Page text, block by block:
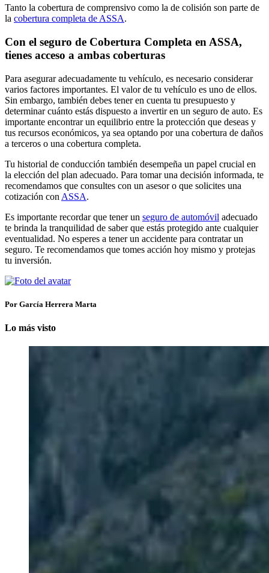
Tanto la cobertura de comprensivo como la de colisión son parte de
la cobertura completa de ASSA.
Con el seguro de Cobertura Completa en ASSA,
tienes acceso a ambas coberturas
Para asegurar adecuadamente tu vehículo, es necesario considerar
varios factores importantes. El valor de tu vehículo es uno de ellos.
Sin embargo, también debes tener en cuenta tu presupuesto y
determinar cuánto estás dispuesto a invertir en un seguro de auto. Es
importante encontrar un equilibrio entre la protección que deseas y
tus recursos económicos, ya sea optando por una cobertura de daños
a terceros o una cobertura completa.
Tu historial de conducción también desempeña un papel crucial en
la elección del plan adecuado. Para tomar una decisión informada, te
recomendamos que consultes con un asesor o que solicites una
cotización con ASSA.
Es importante recordar que tener un seguro de automóvil adecuado
te brinda la tranquilidad de saber que estás protegido ante cualquier
eventualidad. No esperes a tener un accidente para contratar un
seguro. Te recomendamos que tomes acción hoy mismo y protejas
tu inversión.
Por García Herrera Marta
Lo más visto